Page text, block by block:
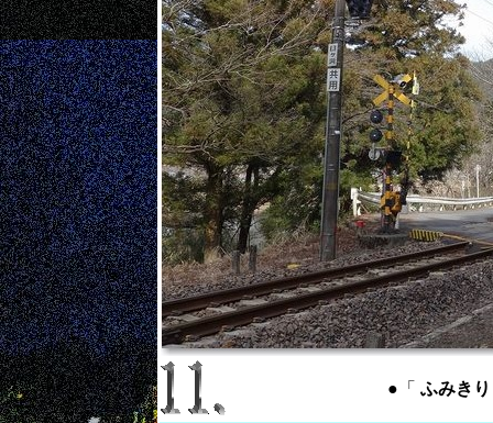
●「 ふみきり